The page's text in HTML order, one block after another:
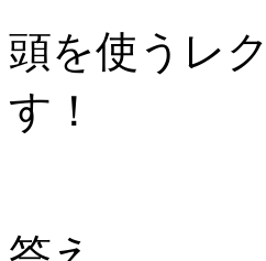
頭を使うレ
す！